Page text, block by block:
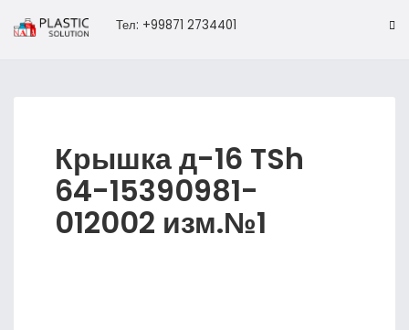
Тел: +99871 2734401
Крышка д-16 TSh
64-15390981-
012002 изм.№1